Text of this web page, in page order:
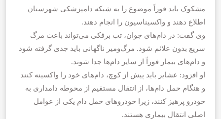
مشکوک باید فوراً موضوع را به شبکه دامپزشکی شهرستان
اطلاع دهند و واکسیناسیون را انجام دهند.
وی گفت: در دام‌های جوان، تب برفکی می‌تواند باعث مرگ
سریع بدون علائم شود. مرگ‌ومیر ناگهانی باید جدی گرفته شود
و دام‌های بیمار فوراً از سایر دام‌ها جدا شوند.
او افزود: عشایر باید پیش از کوچ، دام‌های خود را واکسینه کنند
و هنگام حمل دام‌ها، از انتقال مستقیم از محوطه دامداری به
خودرو پرهیز کنند، زیرا خودروهای حمل دام یکی از عوامل
اصلی انتقال بیماری هستند.